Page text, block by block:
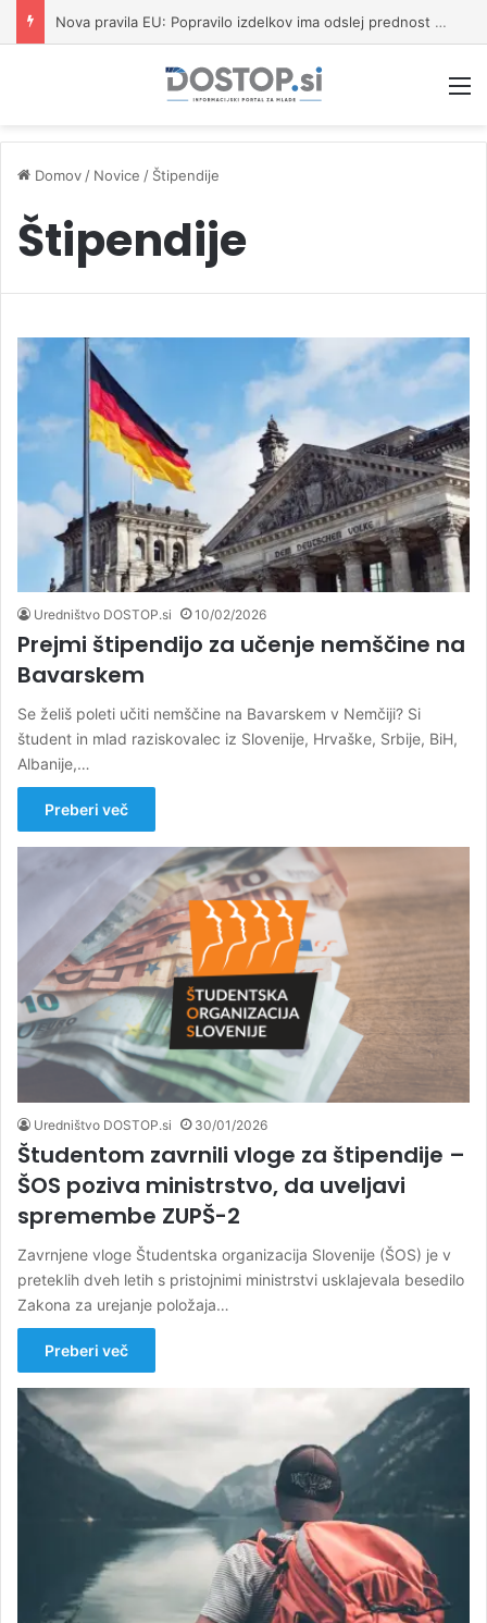
Nova pravila EU: Popravilo izdelkov ima odslej prednost pred nakupom novega
Domov / Novice / Štipendije
Štipendije
Uredništvo DOSTOP.si 10/02/2026
Prejmi štipendijo za učenje nemščine na
Bavarskem
Se želiš poleti učiti nemščine na Bavarskem v Nemčiji? Si
študent in mlad raziskovalec iz Slovenije, Hrvaške, Srbije, BiH,
Albanije,…
Preberi več
Uredništvo DOSTOP.si 30/01/2026
Študentom zavrnili vloge za štipendije –
ŠOS poziva ministrstvo, da uveljavi
spremembe ZUPŠ-2
Zavrnjene vloge Študentska organizacija Slovenije (ŠOS) je v
preteklih dveh letih s pristojnimi ministrstvi usklajevala besedilo
Zakona za urejanje položaja…
Preberi več